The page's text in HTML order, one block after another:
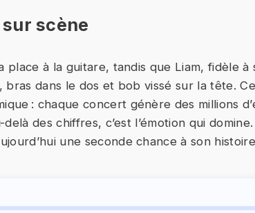
scène
place à la guitare, tandis que Liam, fidèle
bras dans le dos et bob vissé sur la tête.
: chaque concert génère des millions
des chiffres, c’est l’émotion qui
une seconde chance à son